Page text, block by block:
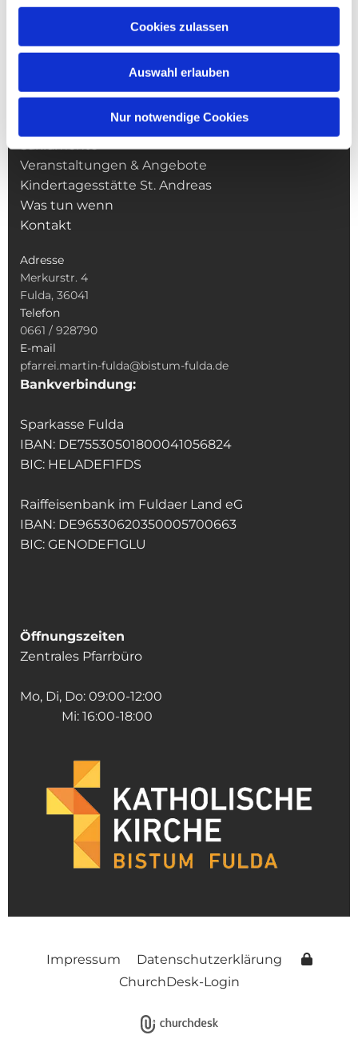
Cookies zulassen
Auswahl erlauben
Nur notwendige Cookies
Sakramente
Veranstaltungen & Angebote
Kindertagesstätte St. Andreas
Was tun wenn
Kontakt
Adresse
Merkurstr. 4
Fulda, 36041
Telefon
0661 / 928790
E-mail
pfarrei.martin-fulda@bistum-fulda.de
Bankverbindung:
Sparkasse Fulda
IBAN: DE75530501800041056824
BIC: HELADEF1FDS
Raiffeisenbank im Fuldaer Land eG
IBAN: DE96530620350005700663
BIC: GENODEF1GLU
Öffnungszeiten
Zentrales Pfarrbüro
Mo, Di, Do: 09:00-12:00
Mi: 16:00-18:00
Impressum
Datenschutzerklärung
ChurchDesk-Login